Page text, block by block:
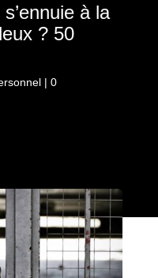
à la
? 50
| 0